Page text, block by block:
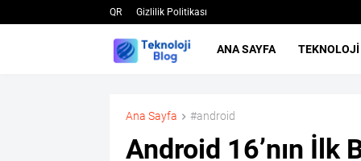
QR Gizlilik Politikası
ANA SAYFA TEKNOLOJI
Ana Sayfa #android
Android 16’nın İlk